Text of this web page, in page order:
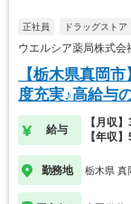
正社員 ドラッグストア
ウエルシア薬局株式
【栃木県真岡
度充実♪高給与
給与
【月収
【年収
勤務地 栃木県 真